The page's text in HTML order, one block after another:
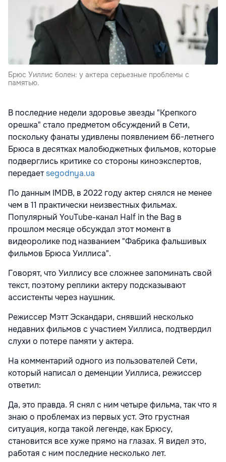
Брюс Уиллис болен: у актера серьезные проблемы с
памятью.
В последние недели здоровье звезды "Крепкого
орешка" стало предметом обсуждений в Сети,
поскольку фанаты удивлены появлением 66-летнего
Брюса в десятках малобюджетных фильмов, которые
подверглись критике со стороны киноэкспертов,
передаетsegodnya.ua
По данным IMDB, в 2022 году актер снялся не менее
чем в 11 практически неизвестных фильмах.
Популярный YouTube-канал Half in the Bag в
прошлом месяце обсуждал этот момент в
видеоролике под названием "Фабрика фальшивых
фильмов Брюса Уиллиса".
Говорят, что Уиллису все сложнее запоминать свой
текст, поэтому реплики актеру подсказывают
ассистенты через наушник.
Режиссер Мэтт Эскандари, снявший несколько
недавних фильмов с участием Уиллиса, подтвердил
слухи о потере памяти у актера.
На комментарий одного из пользователей Сети,
который написал о деменции Уиллиса, режиссер
ответил:
Да, это правда. Я снял с ним четыре фильма, так что я
знаю о проблемах из первых уст. Это грустная
ситуация, когда такой легенде, как Брюсу,
становится все хуже прямо на глазах. Я видел это,
работая с ним последние несколько лет.